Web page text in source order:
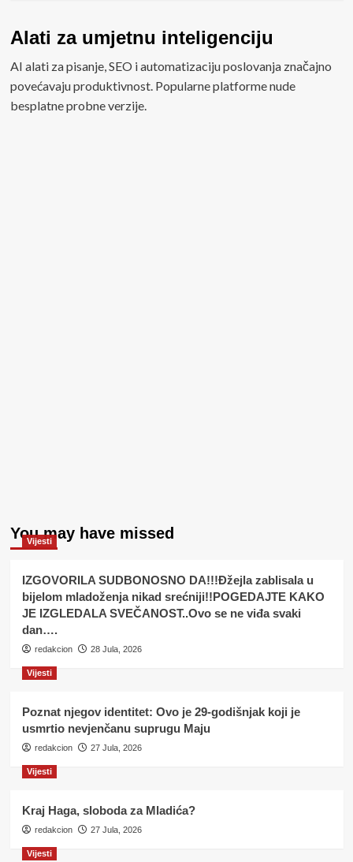
Alati za umjetnu inteligenciju
AI alati za pisanje, SEO i automatizaciju poslovanja značajno
povećavaju produktivnost. Popularne platforme nude
besplatne probne verzije.
You may have missed
Vijesti
IZGOVORILA SUDBONOSNO DA!!!Đžejla zablisala u
bijelom mladoženja nikad srećniji!!POGEDAJTE KAKO
JE IZGLEDALA SVEČANOST..Ovo se ne viđa svaki
dan….
redakcion 28 Jula, 2026
Vijesti
Poznat njegov identitet: Ovo je 29-godišnjak koji je
usmrtio nevjenčanu suprugu Maju
redakcion 27 Jula, 2026
Vijesti
Kraj Haga, sloboda za Mladića?
redakcion 27 Jula, 2026
Vijesti